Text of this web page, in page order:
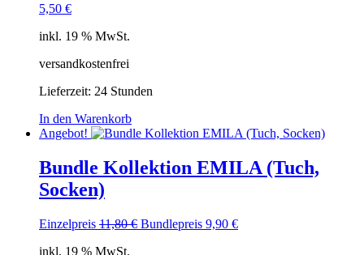
5,50 €
inkl. 19 % MwSt.
versandkostenfrei
Lieferzeit: 24 Stunden
In den Warenkorb
Angebot!
Bundle Kollektion EMILA (Tuch,
Socken)
Einzelpreis 11,80€ Ursprünglicher
Bundlepreis 9,90 €Aktueller
inkl. 19 % MwSt.